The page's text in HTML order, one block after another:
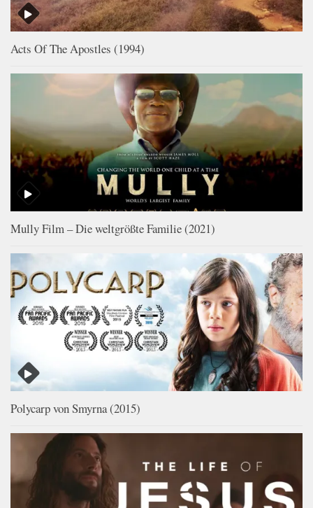
Acts Of The Apostles (1994)
Mully Film – Die weltgrößte Familie (2021)
Polycarp von Smyrna (2015)